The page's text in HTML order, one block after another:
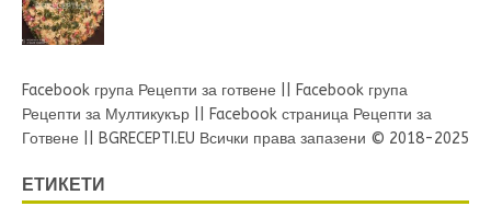
Facebook група Рецепти за готвене
Facebook група
Рецепти за Мултикукър
Facebook страница Рецепти за
Готвене
BGRECEPTI.EU Всички права запазени © 2018-2025
ЕТИКЕТИ